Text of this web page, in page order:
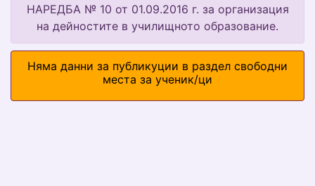
НАРЕДБА № 10 от 01.09.2016 г. за организация
на дейностите в училищното образование.
Няма данни за публикуции в раздел свободни
места за ученик/ци